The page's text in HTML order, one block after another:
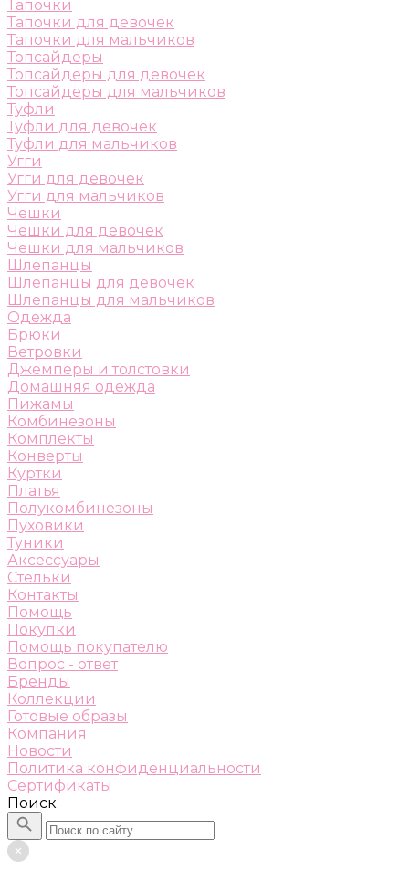
Тапочки
Тапочки для девочек
Тапочки для мальчиков
Топсайдеры
Топсайдеры для девочек
Топсайдеры для мальчиков
Туфли
Туфли для девочек
Туфли для мальчиков
Угги
Угги для девочек
Угги для мальчиков
Чешки
Чешки для девочек
Чешки для мальчиков
Шлепанцы
Шлепанцы для девочек
Шлепанцы для мальчиков
Одежда
Брюки
Ветровки
Джемперы и толстовки
Домашняя одежда
Пижамы
Комбинезоны
Комплекты
Конверты
Куртки
Платья
Полукомбинезоны
Пуховики
Туники
Аксессуары
Стельки
Контакты
Помощь
Покупки
Помощь покупателю
Вопрос - ответ
Бренды
Коллекции
Готовые образы
Компания
Новости
Политика конфиденциальности
Сертификаты
Поиск